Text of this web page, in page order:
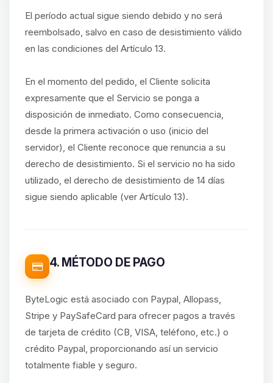
El período actual sigue siendo debido y no será
reembolsado, salvo en caso de desistimiento válido
en las condiciones del Artículo 13.
En el momento del pedido, el Cliente solicita
expresamente que el Servicio se ponga a
disposición de inmediato. Como consecuencia,
desde la primera activación o uso (inicio del
servidor), el Cliente reconoce que renuncia a su
derecho de desistimiento. Si el servicio no ha sido
utilizado, el derecho de desistimiento de 14 días
sigue siendo aplicable (ver Artículo 13).
4. MÉTODO DE PAGO
ByteLogic está asociado con Paypal, Allopass,
Stripe y PaySafeCard para ofrecer pagos a través
de tarjeta de crédito (CB, VISA, teléfono, etc.) o
crédito Paypal, proporcionando así un servicio
totalmente fiable y seguro.